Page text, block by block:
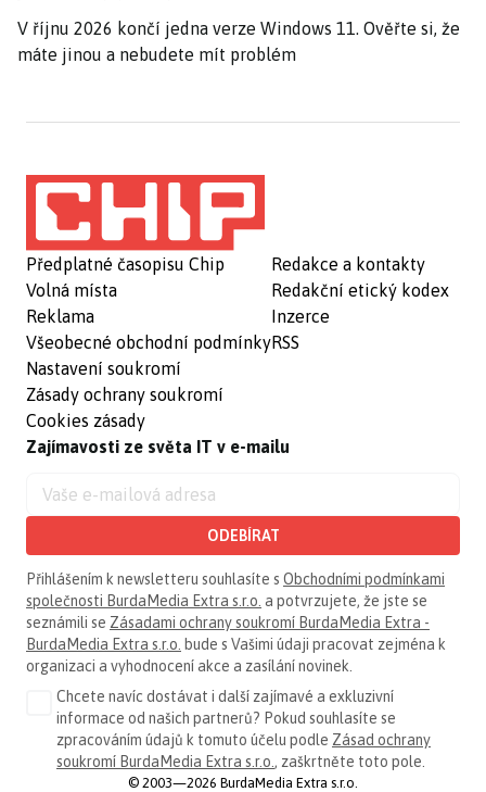
V říjnu 2026 končí jedna verze Windows 11. Ověřte si, že
máte jinou a nebudete mít problém
Předplatné časopisu Chip
Volná místa
Reklama
Všeobecné obchodní podmínky
Nastavení soukromí
Zásady ochrany soukromí
Cookies zásady
Redakce a kontakty
Redakční etický kodex
Inzerce
RSS
Zajímavosti ze světa IT v e-mailu
ODEBÍRAT
Přihlášením k newsletteru souhlasíte s Obchodními podmínkami
společnosti BurdaMedia Extra s.r.o. a potvrzujete, že jste se
seznámili se Zásadami ochrany soukromí BurdaMedia Extra -
BurdaMedia Extra s.r.o. bude s Vašimi údaji pracovat zejména k
organizaci a vyhodnocení akce a zasílání novinek.
Chcete navíc dostávat i další zajímavé a exkluzivní
informace od našich partnerů? Pokud souhlasíte se
zpracováním údajů k tomuto účelu podle Zásad ochrany
soukromí BurdaMedia Extra s.r.o. , zaškrtněte toto pole.
© 2003—2026 BurdaMedia Extra s.r.o.